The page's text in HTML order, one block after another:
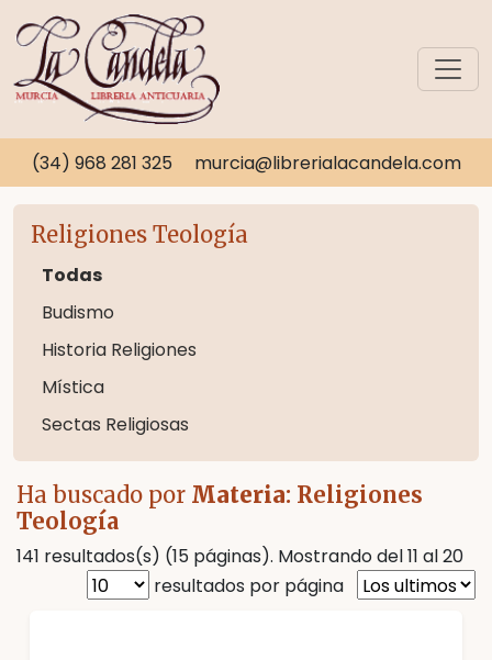
(34) 968 281 325 murcia@librerialacandela.com
Religiones Teología
Todas
Budismo
Historia Religiones
Mística
Sectas Religiosas
Ha buscado por Materia: Religiones
Teología
141 resultados(s) (15 páginas). Mostrando del 11 al 20
resultados por página